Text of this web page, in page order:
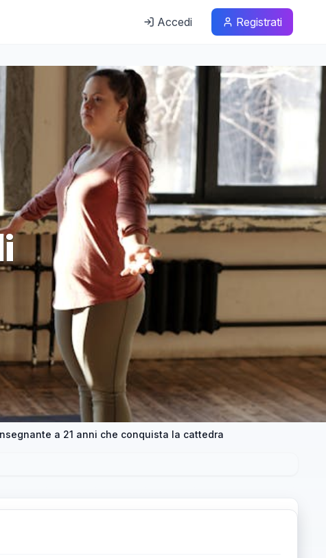
Accedi Registrati
a 21 anni che conquista la cattedra